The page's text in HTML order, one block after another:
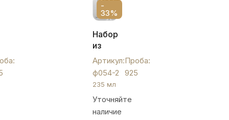
-
33%
Набор
из
двух
серебряных
бокалов
для
вина
или
Артикул:
ф054-2
Проба:
925
235 мл
Уточняйте
наличие